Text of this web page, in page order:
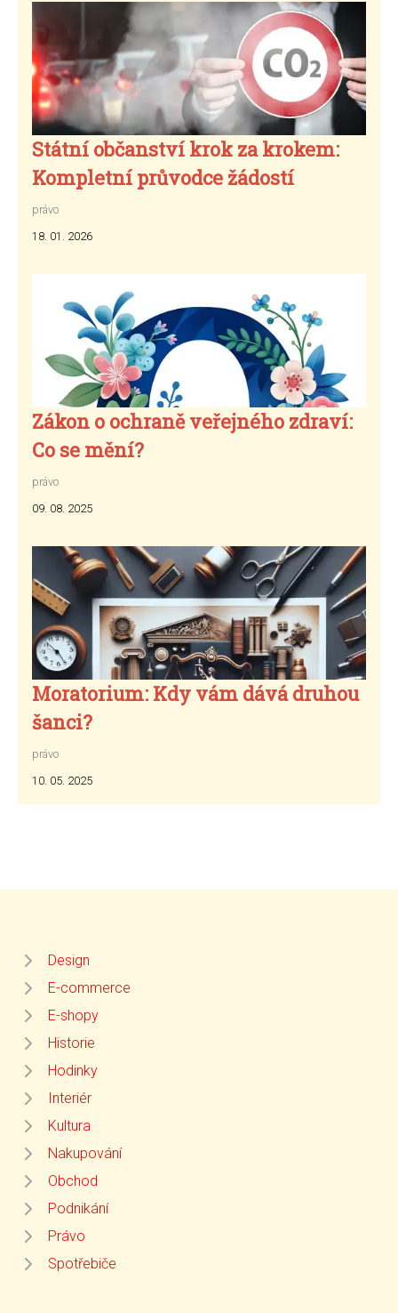
Státní občanství krok za krokem:
Kompletní průvodce žádostí
právo
18. 01. 2026
Zákon o ochraně veřejného zdraví:
Co se mění?
právo
09. 08. 2025
Moratorium: Kdy vám dává druhou
šanci?
právo
10. 05. 2025
Design
E-commerce
E-shopy
Historie
Hodinky
Interiér
Kultura
Nakupování
Obchod
Podnikání
Právo
Spotřebiče